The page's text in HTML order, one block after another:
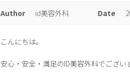
Author id美容外科 Date
こんにちは。
安心・安全・満足のID美容外科でござい